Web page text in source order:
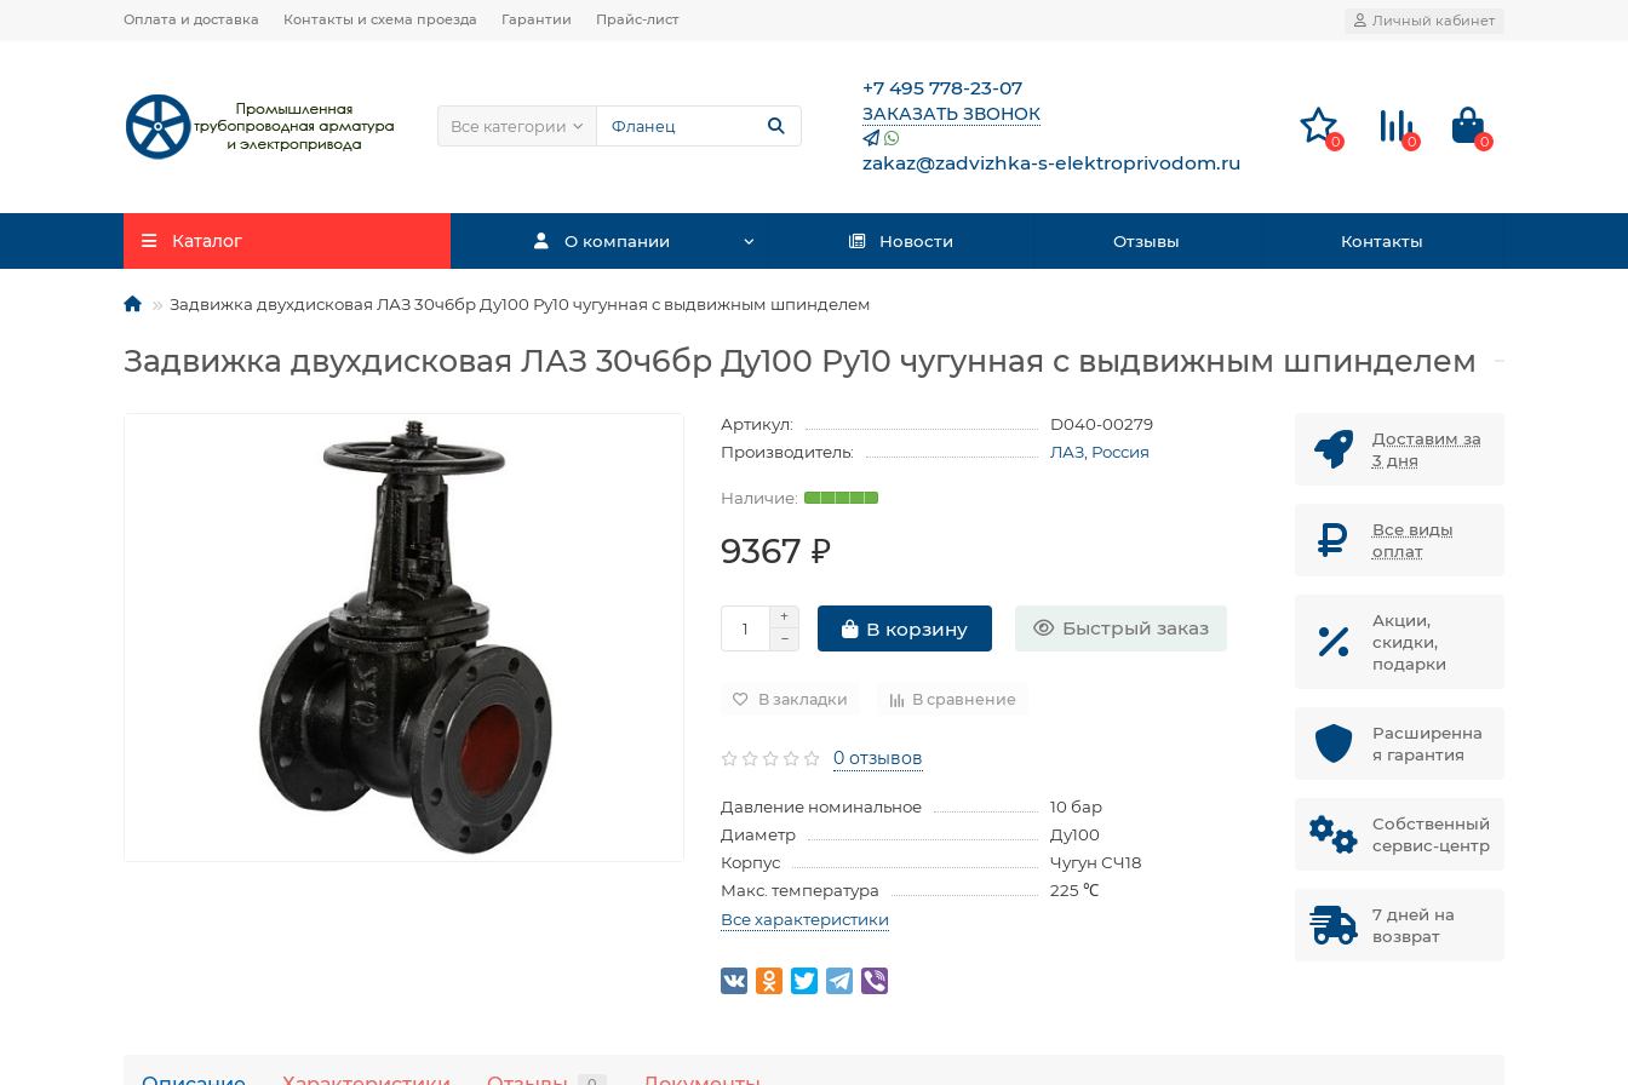
Оплата и доставка Контакты и схема проезда Гарантии Прайс-лист Личный кабинет
Все категории
+7 495 778-23-07
ЗАКАЗАТЬ ЗВОНОК
zakaz@zadvizhka-s-elektroprivodom.ru
0 0 0
Каталог О компании Новости Отзывы Контакты
Задвижка двухдисковая ЛАЗ 30ч6бр Ду100 Ру10 чугунная с выдвижным шпинделем
Задвижка двухдисковая ЛАЗ 30ч6бр Ду100 Ру10 чугунная с выдвижным шпинделем
Артикул:
D040-00279
Производитель:
ЛАЗ, Россия
9367 ₽
В корзину Быстрый заказ
В закладки В сравнение
0 отзывов
Давление номинальное
10 бар
Диаметр
Ду100
Корпус
Чугун СЧ18
Макс. температура
225 ℃
Все характеристики
Доставим за
3 дня
Все виды
оплат
Акции,
скидки,
подарки
Расширенна
я гарантия
Собственный
сервис-центр
7 дней на
возврат